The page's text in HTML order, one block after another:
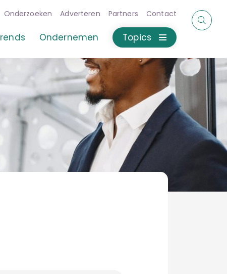
Onderzoeken Adverteren Partners Contact
Ondernemen Topics